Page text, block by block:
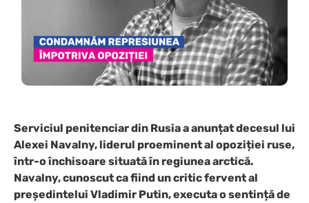
Serviciul penitenciar din Rusia a anunțat decesul lui
Alexei Navalny, liderul proeminent al opoziției ruse,
într-o închisoare situată în regiunea arctică.
Navalny, cunoscut ca fiind un critic fervent al
președintelui Vladimir Putin, executa o sentință de